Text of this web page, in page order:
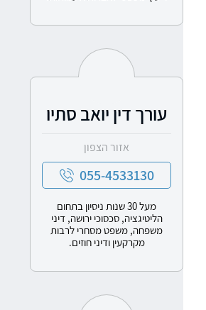
עורך דין יואב סתיו
אזור הצפון
055-4533130
מעל 30 שנות ניסיון בתחום
הליטיגציה, סכסוכי ירושה, דיני
משפחה, משפט מסחרי לרבות
מקרקעין ודיני חוזים.